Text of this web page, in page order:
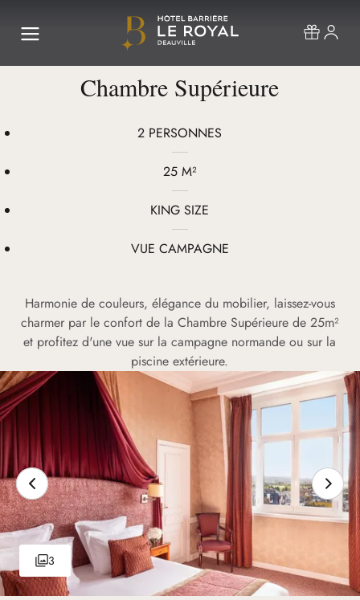
Chambre Supérieure
2 PERSONNES
25 M²
KING SIZE
VUE CAMPAGNE
Harmonie de couleurs, élégance du mobilier, laissez-vous
charmer par le confort de la Chambre Supérieure de 25m²
et profitez d'une vue sur la campagne normande ou sur la
piscine extérieure.
3